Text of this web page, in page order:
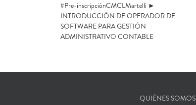
#Pre-inscripciónCMCLMartelli ►
INTRODUCCIÓN DE OPERADOR DE
SOFTWARE PARA GESTIÓN
ADMINISTRATIVO CONTABLE
QUIÉNES SOMOS